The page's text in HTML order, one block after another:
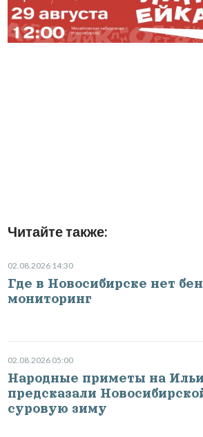
Читайте также:
02.08.2026 14:30
Где в Новосибирске нет
мониторинг
02.08.2026 05:00
Народные приметы на
предсказали
суровую зиму